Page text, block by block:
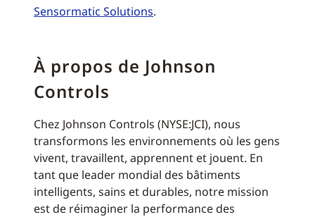
Sensormatic Solutions.
À propos de Johnson
Controls
Chez Johnson Controls (NYSE:JCI), nous
transformons les environnements où les gens
vivent, travaillent, apprennent et jouent. En
tant que leader mondial des bâtiments
intelligents, sains et durables, notre mission
est de réimaginer la performance des